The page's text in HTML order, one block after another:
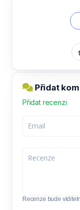
Přidat
Přidat recenzi
Recenze bude